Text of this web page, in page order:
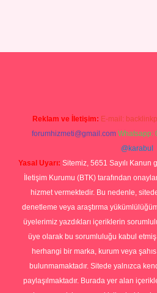
Reklam ve İletişim: E-mail:
forumhizmeti@gmail.com Whatsapp:
@karabul
Yasal Uyarı: Sitemiz, 5651 Sayılı
İletişim Kurumu (BTK) tarafından
hizmet vermektedir. Bu nedenle,
denetleme veya araştırma
üyelerimiz yazdıkları içeriklerin
üye olarak bu sorumluluğu kabul etmiş
herhangi bir marka, kurum veya
bulunmamaktadır. Sitede yalnızca
paylaşılmaktadır. Burada yer alan